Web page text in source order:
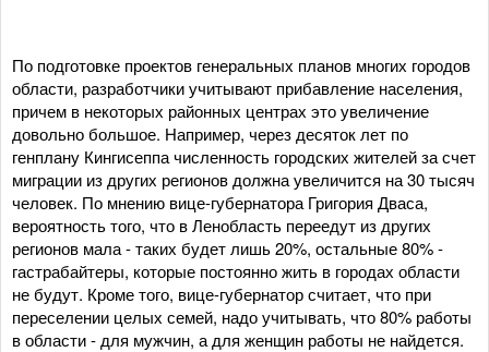
По подготовке проектов генеральных планов многих городов
области, разработчики учитывают прибавление населения,
причем в некоторых районных центрах это увеличение
довольно большое. Например, через десяток лет по
генплану Кингисеппа численность городских жителей за счет
миграции из других регионов должна увеличится на 30 тысяч
человек. По мнению вице-губернатора Григория Дваса,
вероятность того, что в Ленобласть переедут из других
регионов мала - таких будет лишь 20%, остальные 80% -
гастрабайтеры, которые постоянно жить в городах области
не будут. Кроме того, вице-губернатор считает, что при
переселении целых семей, надо учитывать, что 80% работы
в области - для мужчин, а для женщин работы не найдется.